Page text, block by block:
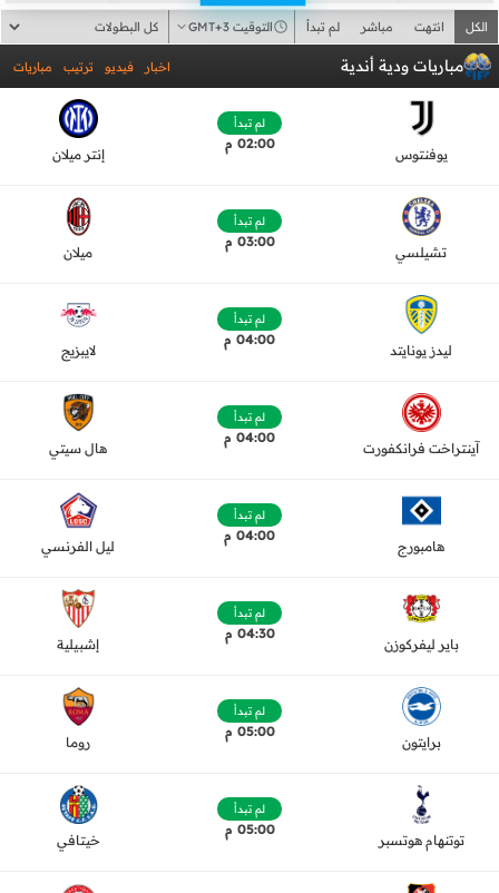
الكل انتهت مباشر لم تبدأ التوقيت GMT+3
مباريات ودية أندية اخبار فيديو ترتيب مباريات
يوفنتوس
لم تبدأ
02:00 م
إنتر ميلان
تشيلسي
لم تبدأ
03:00 م
ميلان
ليدز يونايتد
لم تبدأ
04:00 م
لايبزيج
آينتراخت فرانكفورت
لم تبدأ
04:00 م
هال سيتي
هامبورج
لم تبدأ
04:00 م
ليل الفرنسي
باير ليفركوزن
لم تبدأ
04:30 م
إشبيلية
برايتون
لم تبدأ
05:00 م
روما
توتنهام هوتسبر
لم تبدأ
05:00 م
خيتافي